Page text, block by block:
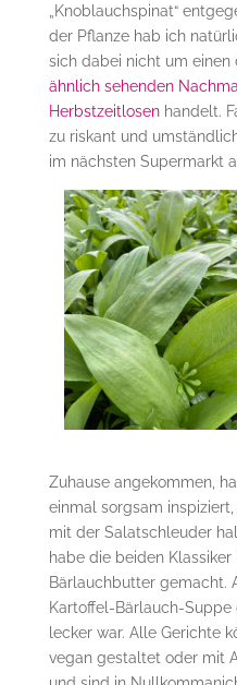
„Knoblauchspinat“
der Pflanze hab ich
sich dabei nicht um einen
ähnlich sehenden
Herbstzeitlosenhandelt.
zu riskant und
im nächsten Supermarkt
Zuhause angekommen,
einmal sorgsam
mit der Salatschleuder
habe die beiden
Bärlauchbutter gemacht.
Kartoffel-Bärlauch-
lecker war. Alle Gerichte
vegan gestaltet oder mit